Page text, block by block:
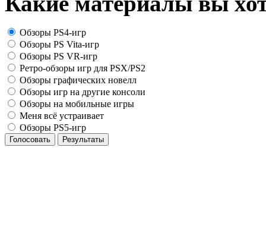
Обзоры PS4-игр
Обзоры PS Vita-игр
Обзоры PS VR-игр
Ретро-обзоры игр для PSX/PS2
Обзоры графических новелл
Обзоры игр на другие консоли
Обзоры на мобильные игры
Меня всё устраивает
Обзоры PS5-игр
Голосовать Результаты